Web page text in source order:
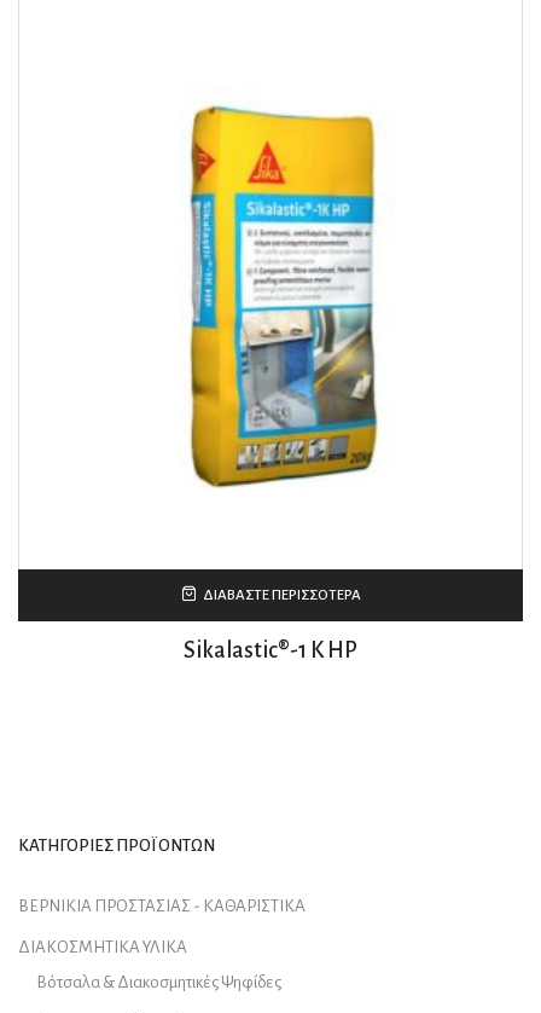
ΔΙΑΒΆΣΤΕ ΠΕΡΙΣΣΌΤΕΡΑ
Sikalastic®-1 K HP
ΚΑΤΗΓΟΡΙΕΣ ΠΡΟΪΟΝΤΩΝ
ΒΕΡΝΙΚΙΑ ΠΡΟΣΤΑΣΙΑΣ - ΚΑΘΑΡΙΣΤΙΚΑ
ΔΙΑΚΟΣΜΗΤΙΚΑ ΥΛΙΚΑ
Βότσαλα & Διακοσμητικές Ψηφίδες